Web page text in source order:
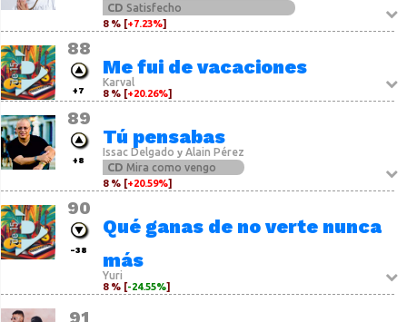
CD Satisfecho
8 % [+7.23%]
88
+7
Me fui de vacaciones
Karval
8 % [+20.26%]
89
+8
Tú pensabas
Issac Delgado y Alain Pérez
CD Mira como vengo
8 % [+20.59%]
90
-38
Qué ganas de no verte nunca
más
Yuri
8 % [-24.55%]
91